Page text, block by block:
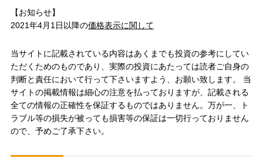
【お知らせ】
2021年4月1日以降の価格表示に関して
当サイトに記載されている内容はあくまでも投資の参考にしてい
ただくためのものであり、実際の投資にあたっては読者ご自身の
判断と責任において行って下さいますよう、お願い致します。 当
サイトの掲載情報は細心の注意を払っておりますが、記載される
全ての情報の正確性を保証するものではありません。万が一、ト
ラブル等の損失が被っても損害等の保証は一切行っておりません
ので、予めご了承下さい。